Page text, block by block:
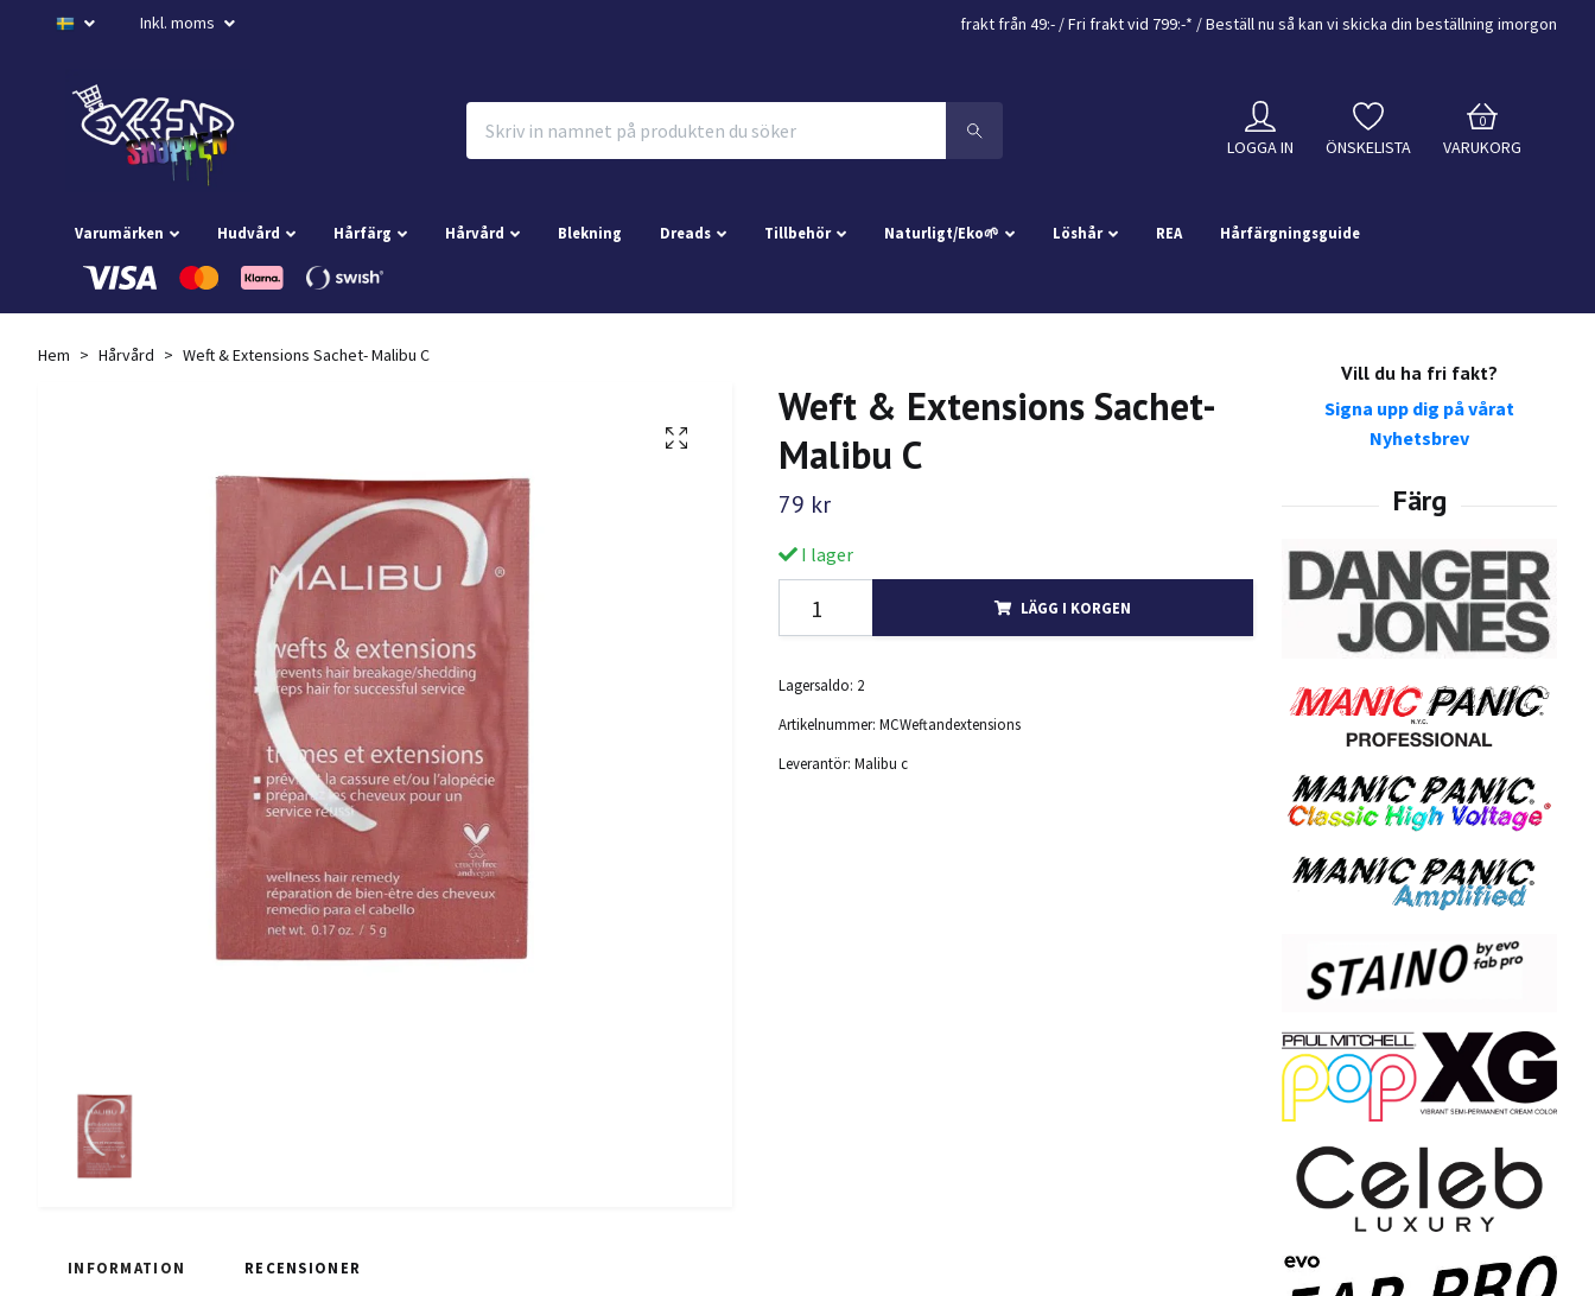
Inkl. moms frakt från 49:- /Fri frakt vid 799:-* / Beställ nu så kan vi skicka din beställning imorgon
LOGGA IN ÖNSKELISTA
0
VARUKORG
Varumärken Hudvård Hårfärg Hårvård Blekning Dreads Tillbehör Naturligt/Eko🌱 Löshår REA Hårfärgningsguide
Vill du ha fri fakt?
Signa upp dig på vårat
Nyhetsbrev
Hem Hårvård Weft & Extensions Sachet- Malibu C
Weft & Extensions Sachet-
Malibu C
79 kr
I lager
LÄGG I KORGEN
Lagersaldo: 2
Artikelnummer: MCWeftandextensions
Leverantör: Malibu c
INFORMATION RECENSIONER